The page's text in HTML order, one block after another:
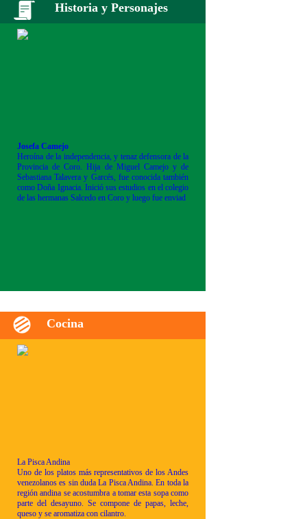
Historia y Personajes
Josefa Camejo
Heroína de la independencia, y tenaz defensora de la
Provincia de Coro. Hija de Miguel Camejo y de
Sebastiana Talavera y Garcés, fue conocida también
como Doña Ignacia. Inició sus estudios en el colegio
de las hermanas Salcedo en Coro y luego fue enviad
Cocina
La Pisca Andina
Uno de los platos más representativos de los Andes
venezolanos es sin duda La Pisca Andina. En toda la
región andina se acostumbra a tomar esta sopa como
parte del desayuno. Se compone de papas, leche,
queso y se aromatiza con cilantro.